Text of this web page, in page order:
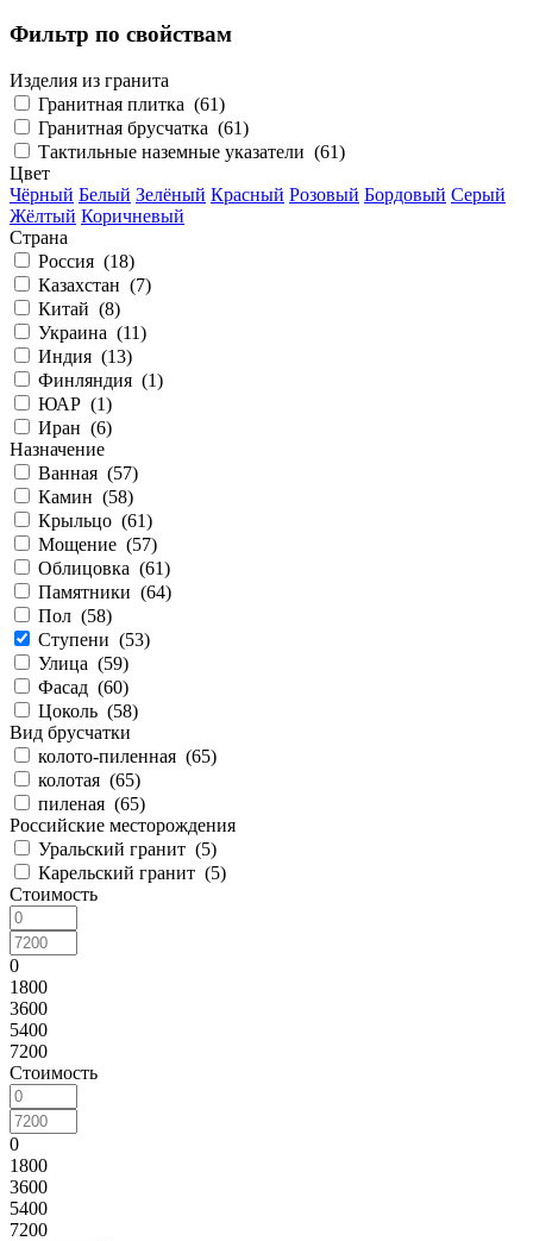
Фильтр по свойствам
Изделия из гранита
Гранитная плитка (61)
Гранитная брусчатка (61)
Тактильные наземные указатели (61)
Цвет
Чёрный Белый Зелёный Красный Розовый Бордовый Серый
Жёлтый Коричневый
Страна
Россия (18)
Казахстан (7)
Китай (8)
Украина (11)
Индия (13)
Финляндия (1)
ЮАР (1)
Иран (6)
Назначение
Ванная (57)
Камин (58)
Крыльцо (61)
Мощение (57)
Облицовка (61)
Памятники (64)
Пол (58)
Ступени (53)
Улица (59)
Фасад (60)
Цоколь (58)
Вид брусчатки
колото-пиленная (65)
колотая (65)
пиленая (65)
Российские месторождения
Уральский гранит (5)
Карельский гранит (5)
Стоимость
0
1800
3600
5400
7200
Стоимость
0
1800
3600
5400
7200